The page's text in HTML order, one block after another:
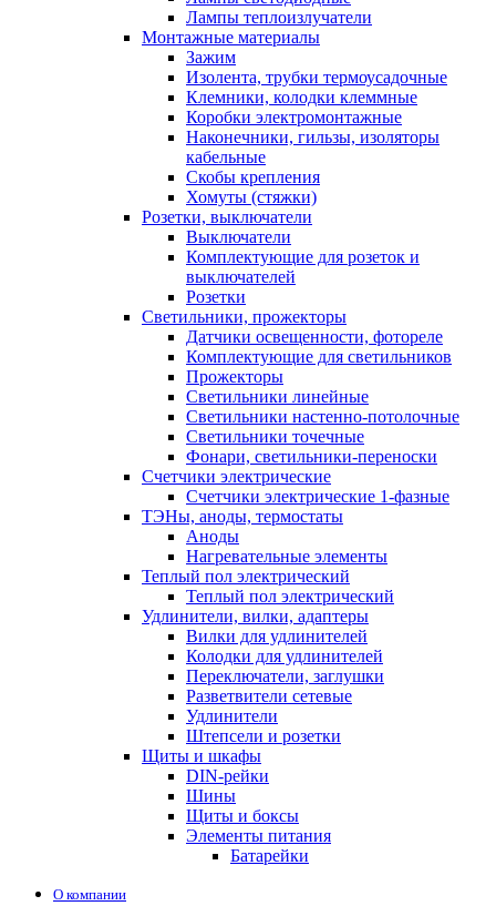
Лампы теплоизлучатели
Монтажные материалы
Зажим
Изолента, трубки термоусадочные
Клемники, колодки клеммные
Коробки электромонтажные
Наконечники, гильзы, изоляторы
кабельные
Скобы крепления
Хомуты (стяжки)
Розетки, выключатели
Выключатели
Комплектующие для розеток и
выключателей
Розетки
Светильники, прожекторы
Датчики освещенности, фотореле
Комплектующие для светильников
Прожекторы
Светильники линейные
Светильники настенно-потолочные
Светильники точечные
Фонари, светильники-переноски
Счетчики электрические
Счетчики электрические 1-фазные
ТЭНы, аноды, термостаты
Аноды
Нагревательные элементы
Теплый пол электрический
Теплый пол электрический
Удлинители, вилки, адаптеры
Вилки для удлинителей
Колодки для удлинителей
Переключатели, заглушки
Разветвители сетевые
Удлинители
Штепсели и розетки
Щиты и шкафы
DIN-рейки
Шины
Щиты и боксы
Элементы питания
Батарейки
О компании